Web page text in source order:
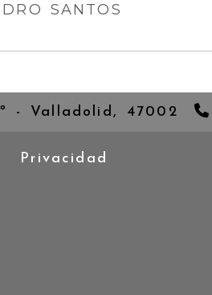
SANTOS
- Valladolid, 47002
Privacidad